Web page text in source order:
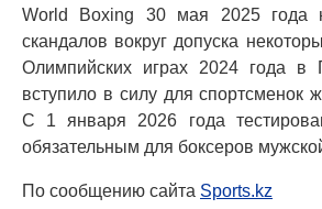
World Boxing 30 мая 2025 года
скандалов вокруг допуска
Олимпийских играх 2024 года в
вступило в силу для спортсменок
С 1 января 2026 года
обязательным для боксеров
По сообщению сайта Sports.kz